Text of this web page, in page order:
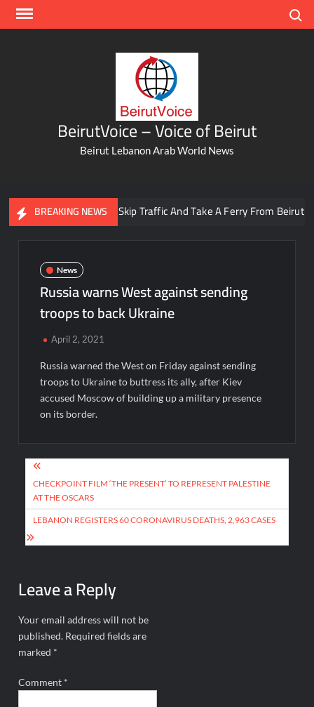
Skip
BeirutVoice – Voice of Beirut
Beirut Lebanon Arab World News
BREAKING NEWS
You Can Now Skip Traffic And Take A Ferry From Beirut To
News
Russia warns West against sending
troops to back Ukraine
April 2, 2021
Russia warned the West on Friday against sending
troops to Ukraine to buttress its ally, after Kiev
accused Moscow of building up a military presence
on its border.
Post
navigation
CHECKPOINT FILM ‘THE PRESENT’ TO REPRESENT PALESTINE
AT THE OSCARS
LEBANON REGISTERS 60 CORONAVIRUS DEATHS, 2,963 CASES
Leave a Reply
Your email address will not be
published. Required fields are
marked *
Comment *